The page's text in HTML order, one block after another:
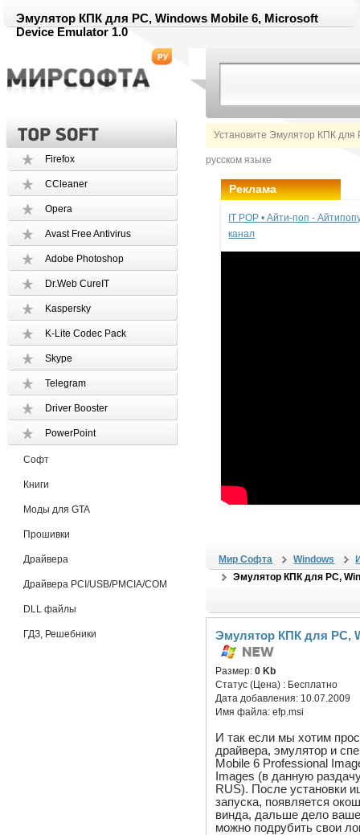
Эмулятор КПК для PC, Windows Mobile 6, Microsoft
Device Emulator 1.0
Установите Эмулятор КПК для
русском языке
Firefox
CCleaner
Opera
Avast Free Antivirus
Adobe Photoshop
Dr.Web CureIT
Kaspersky
K-Lite Codec Pack
Skype
Telegram
Driver Booster
PowerPoint
Софт
Книги
Моды для GTA
Прошивки
Драйвера
Драйвера PCI/USB/PMCIA/COM
DLL файлы
ГДЗ, Решебники
Реклама
IT POP • Айти-поп -
канал
Мир Софта Windows
Эмулятор КПК для PC,
Эмулятор КПК для PC,
Размер:0 Kb
Статус (Цена) : Бесплатно
Дата добавления: 10.07.2009
Имя файла:efp.msi
И так если мы хотим
драйвера, эмулятор и
Mobile 6 Professional
Images (в данную
RUS). После установки
запуска, появляется
винда, дальше дело
можно подрубить свои